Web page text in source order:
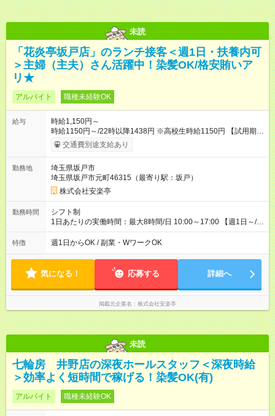
未読
「花炎亭坂戸店」のランチ接客＜週1日・扶養内可
＞主婦（主夫）さん活躍中！染髪OK/格安賄いア
リ★
アルバイト 職種未経験OK
給与
時給1,150円～
時給1150円～/22時以降1438円 ※高校生時給1150円 【試用期
間】試用期間あり 試用期間の長さ：12ヶ月 雇用形態、給与は本
採用時と同じです。 ※最大12ヶ月の間で、合計30時間の試用期
交通費別途支給あり
勤務地
埼玉県坂戸市
埼玉県坂戸市元町46315（最寄り駅：坂戸）
株式会社安楽亭
勤務時間
シフト制
1日あたりの実働時間：最大8時間/日 10:00～17:00 【週1日～/1
日3時間～OK！】 ＊レギュラー勤務ももちろん大歓迎！ 「子ど
ものお迎えまでの時間」 「ランチタイムだけ」 など、家庭の予
談可能◎
特徴 週1日からOK / 副業・WワークOK
気になる！ 応募する 詳細へ
掲載元企業名 株式会社安楽亭
未読
七輪房 井野店の深夜ホールスタッフ＜深夜時給
＞効率よく短時間で稼げる！染髪OK(有)
アルバイト 職種未経験OK